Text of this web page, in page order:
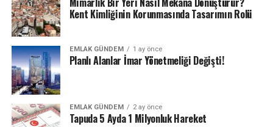
Kent Kimliğinin Korunmasında Tasarımın Rolü
EMLAK GÜNDEM 1 ay önce
Planlı Alanlar İmar Yönetmeliği Değişti!
EMLAK GÜNDEM 2 ay önce
Tapuda 5 Ayda 1 Milyonluk Hareket